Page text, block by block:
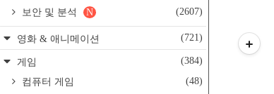
보안 및 분석
(2607)
N
영화 & 애니메이션 (721)
게임
(384)
컴퓨터 게임
(48)